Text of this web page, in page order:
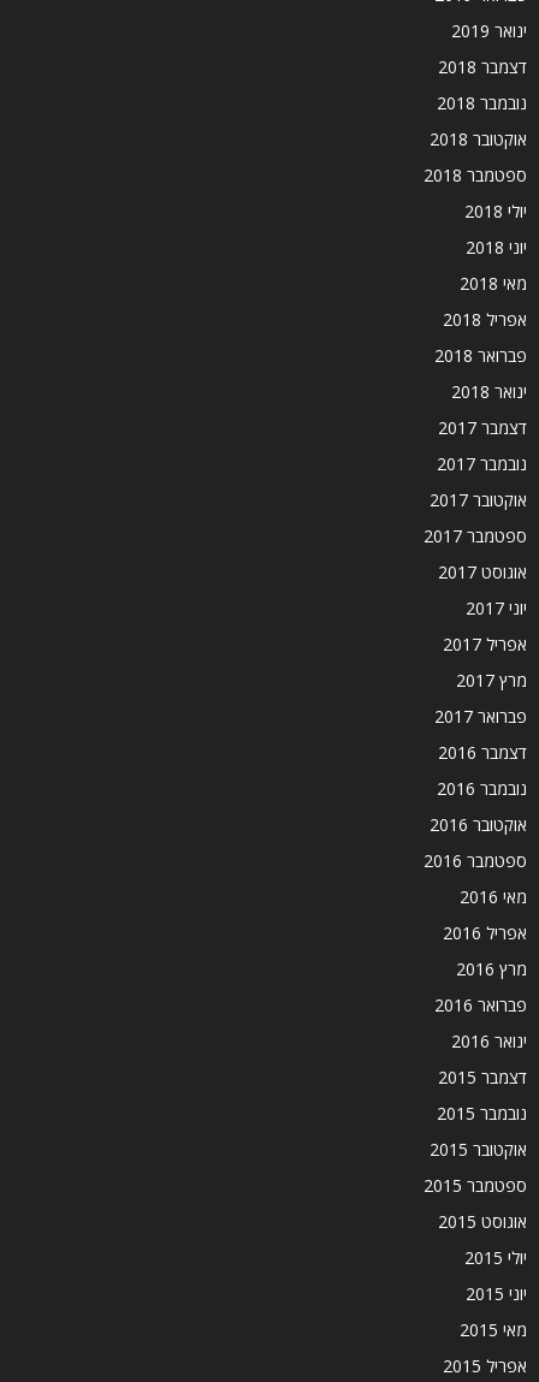
ינואר 2019
דצמבר 2018
נובמבר 2018
אוקטובר 2018
ספטמבר 2018
יולי 2018
יוני 2018
מאי 2018
אפריל 2018
פברואר 2018
ינואר 2018
דצמבר 2017
נובמבר 2017
אוקטובר 2017
ספטמבר 2017
אוגוסט 2017
יוני 2017
אפריל 2017
מרץ 2017
פברואר 2017
דצמבר 2016
נובמבר 2016
אוקטובר 2016
ספטמבר 2016
מאי 2016
אפריל 2016
מרץ 2016
פברואר 2016
ינואר 2016
דצמבר 2015
נובמבר 2015
אוקטובר 2015
ספטמבר 2015
אוגוסט 2015
יולי 2015
יוני 2015
מאי 2015
אפריל 2015